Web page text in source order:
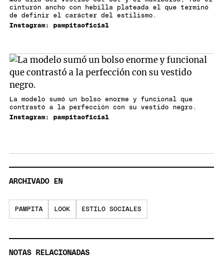
cinturón ancho con hebilla plateada el que terminó
de definir el carácter del estilismo.
Instagram: pampitaoficial
La modelo sumó un bolso enorme y funcional que
contrastó a la perfección con su vestido negro.
Instagram: pampitaoficial
ARCHIVADO EN
PAMPITA LOOK ESTILO SOCIALES
NOTAS RELACIONADAS